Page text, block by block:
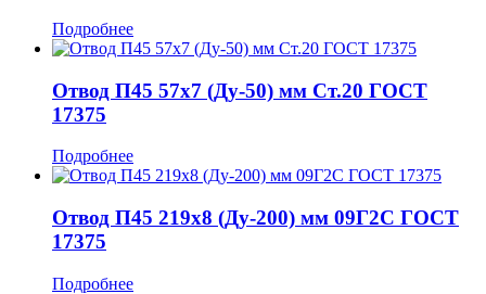
Подробнее
Отвод П45 57x7 (Ду-50) мм Ст.20 ГОСТ
17375
Подробнее
Отвод П45 219x8 (Ду-200) мм 09Г2С ГОСТ
17375
Подробнее